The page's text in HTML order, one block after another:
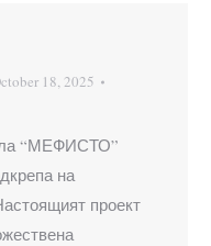
18, 2025
“МЕФИСТО”
на
проект